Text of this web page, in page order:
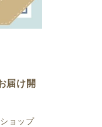
届け開
ョップ